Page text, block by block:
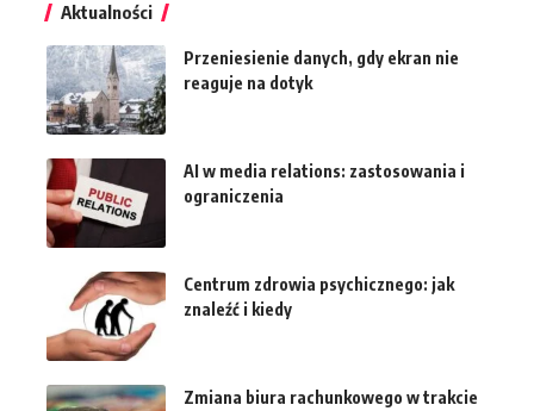
Aktualności
Przeniesienie danych, gdy ekran nie
reaguje na dotyk
AI w media relations: zastosowania i
ograniczenia
Centrum zdrowia psychicznego: jak
znaleźć i kiedy
Zmiana biura rachunkowego w trakcie